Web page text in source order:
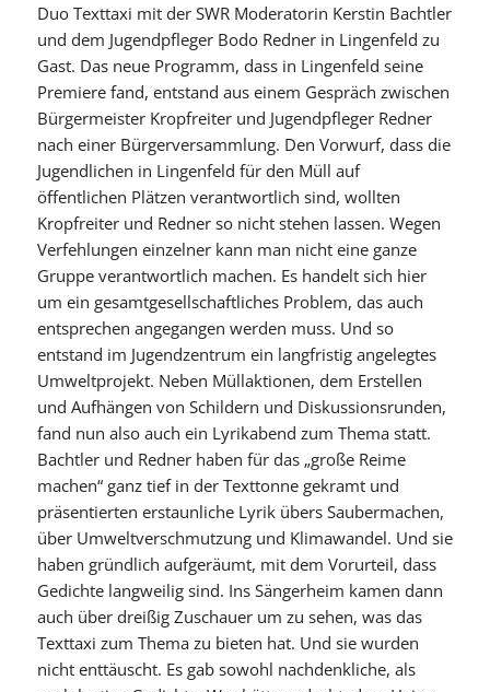
Duo Texttaxi mit der SWR Moderatorin Kerstin Bachtler
und dem Jugendpfleger Bodo Redner in Lingenfeld zu
Gast. Das neue Programm, dass in Lingenfeld seine
Premiere fand, entstand aus einem Gespräch zwischen
Bürgermeister Kropfreiter und Jugendpfleger Redner
nach einer Bürgerversammlung. Den Vorwurf, dass die
Jugendlichen in Lingenfeld für den Müll auf
öffentlichen Plätzen verantwortlich sind, wollten
Kropfreiter und Redner so nicht stehen lassen. Wegen
Verfehlungen einzelner kann man nicht eine ganze
Gruppe verantwortlich machen. Es handelt sich hier
um ein gesamtgesellschaftliches Problem, das auch
entsprechen angegangen werden muss. Und so
entstand im Jugendzentrum ein langfristig angelegtes
Umweltprojekt. Neben Müllaktionen, dem Erstellen
und Aufhängen von Schildern und Diskussionsrunden,
fand nun also auch ein Lyrikabend zum Thema statt.
Bachtler und Redner haben für das „große Reime
machen“ ganz tief in der Texttonne gekramt und
präsentierten erstaunliche Lyrik übers Saubermachen,
über Umweltverschmutzung und Klimawandel. Und sie
haben gründlich aufgeräumt, mit dem Vorurteil, dass
Gedichte langweilig sind. Ins Sängerheim kamen dann
auch über dreißig Zuschauer um zu sehen, was das
Texttaxi zum Thema zu bieten hat. Und sie wurden
nicht enttäuscht. Es gab sowohl nachdenkliche, als